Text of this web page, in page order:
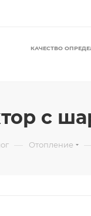
КАЧЕСТВО
с
— Отопление